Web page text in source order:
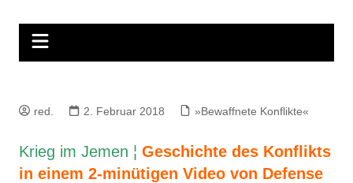
springen
red. 2. Februar 2018 »Bewaffnete Konflikte«
Krieg im Jemen ¦ Geschichte des Konflikts
in einem 2-minütigen Video von Defense